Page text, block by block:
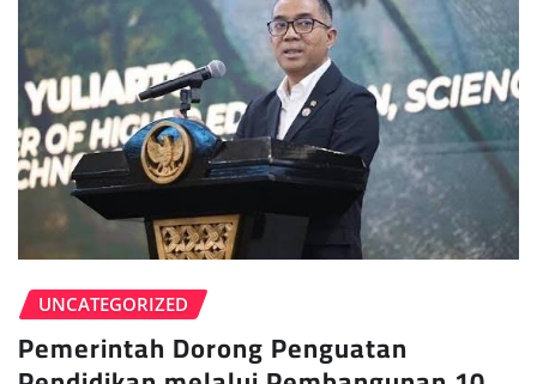
UNCATEGORIZED
Pemerintah Dorong Penguatan